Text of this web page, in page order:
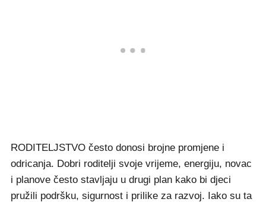
RODITELJSTVO često donosi brojne promjene i
odricanja. Dobri roditelji svoje vrijeme, energiju, novac
i planove često stavljaju u drugi plan kako bi djeci
pružili podršku, sigurnost i prilike za razvoj. Iako su ta